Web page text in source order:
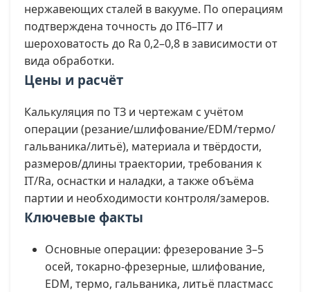
нержавеющих сталей в вакууме. По операциям
подтверждена точность до IT6–IT7 и
шероховатость до Ra 0,2–0,8 в зависимости от
вида обработки.
Цены и расчёт
Калькуляция по ТЗ и чертежам с учётом
операции (резание/шлифование/EDM/термо/
гальваника/литьё), материала и твёрдости,
размеров/длины траектории, требования к
IT/Ra, оснастки и наладки, а также объёма
партии и необходимости контроля/замеров.
Ключевые факты
Основные операции: фрезерование 3–5
осей, токарно-фрезерные, шлифование,
EDM, термо, гальваника, литьё пластмасс